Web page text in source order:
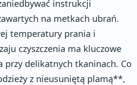
instrukcji
na metkach ubrań.
temperatury prania i
czyszczenia ma kluczowe
przy delikatnych tkaninach. Co
z nieusuniętą plamą**,